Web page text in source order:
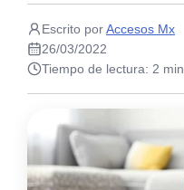
Escrito porAccesos Mx
26/03/2022
Tiempo de lectura: 2 min